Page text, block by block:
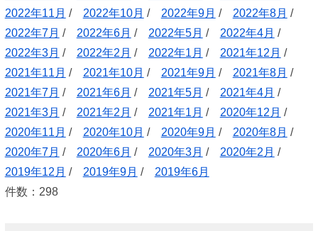
2022年11月 / 2022年10月 / 2022年9月 / 2022年8月 /
2022年7月 / 2022年6月 / 2022年5月 / 2022年4月 /
2022年3月 / 2022年2月 / 2022年1月 / 2021年12月 /
2021年11月 / 2021年10月 / 2021年9月 / 2021年8月 /
2021年7月 / 2021年6月 / 2021年5月 / 2021年4月 /
2021年3月 / 2021年2月 / 2021年1月 / 2020年12月 /
2020年11月 / 2020年10月 / 2020年9月 / 2020年8月 /
2020年7月 / 2020年6月 / 2020年3月 / 2020年2月 /
2019年12月 / 2019年9月 / 2019年6月
件数：298